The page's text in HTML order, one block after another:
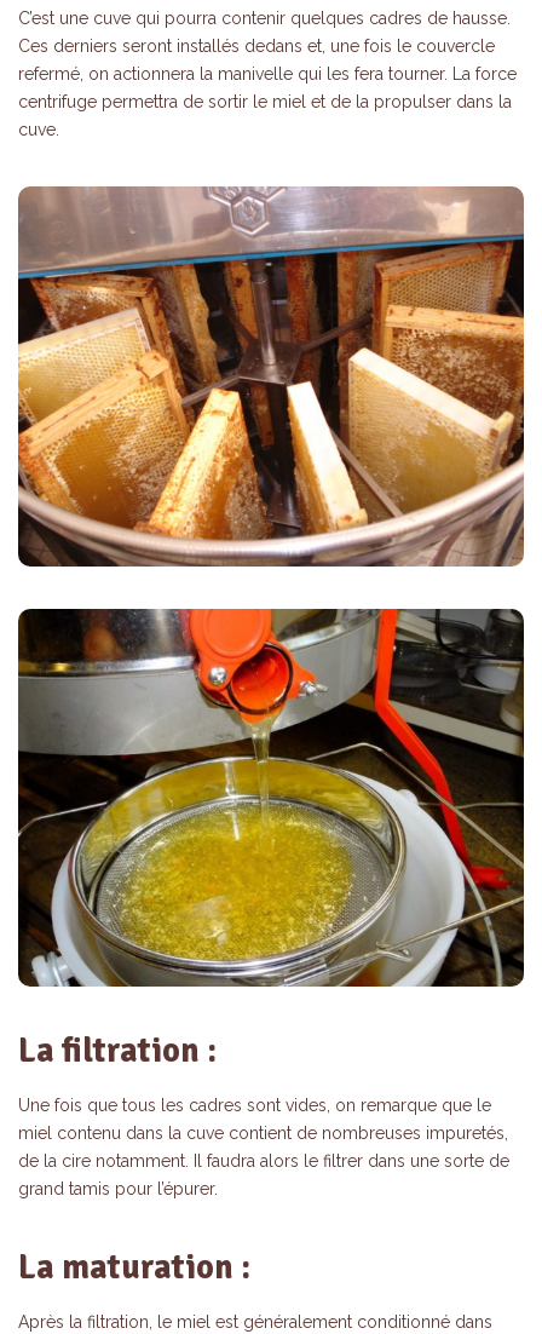
C’est une cuve qui pourra contenir quelques cadres de hausse.
Ces derniers seront installés dedans et, une fois le couvercle
refermé, on actionnera la manivelle qui les fera tourner. La force
centrifuge permettra de sortir le miel et de la propulser dans la
cuve.
La filtration :
Une fois que tous les cadres sont vides, on remarque que le
miel contenu dans la cuve contient de nombreuses impuretés,
de la cire notamment. Il faudra alors le filtrer dans une sorte de
grand tamis pour l’épurer.
La maturation :
Après la filtration, le miel est généralement conditionné dans